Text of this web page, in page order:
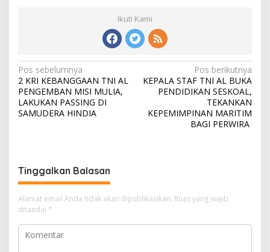
Ikuti Kami
N
a
v
i
s
i
p
o
s
Pos sebelumnya
2 KRI KEBANGGAAN TNI AL
PENGEMBAN MISI MULIA,
LAKUKAN PASSING DI
SAMUDERA HINDIA
Pos berikutnya
KEPALA STAF TNI AL BUKA
PENDIDIKAN SESKOAL,
TEKANKAN
KEPEMIMPINAN MARITIM
BAGI PERWIRA
Tinggalkan Balasan
Alamat email Anda tidak akan dipublikasikan. Ruas yang wajib
ditandai *